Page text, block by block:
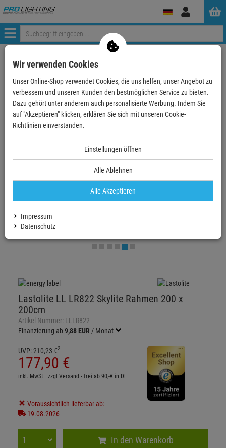
Anmelden
Menü
Weiter einkaufen ProLighting
Lastolite LL LR822 Skylite Rahmen 200 x 200cm
Lastolite LL LR822 Skylite Rahmen 200 x
200cm
Artikel-Nummer: LLLR822
Finanzierung ab9,88 EUR / Monat
UVP:210,23 €2
177,90 €
inkl. MwSt. zzgl Versand - frei ab 90,-€ in DE
Voraussichtlich lieferbar ab:
19.08.2026
In den Warenkorb
Wir verwenden Cookies
Unser Online-Shop verwendet Cookies, die uns helfen, unser Angebot zu
verbessern und unseren Kunden den bestmöglichen Service zu bieten.
Dazu gehört unter anderem auch personalisierte Werbung. Indem Sie
auf "Akzeptieren" klicken, erklären Sie sich mit unseren Cookie-
Richtlinien einverstanden.
Einstellungen öffnen
Alle Ablehnen
Alle Akzeptieren
Impressum
Datenschutz